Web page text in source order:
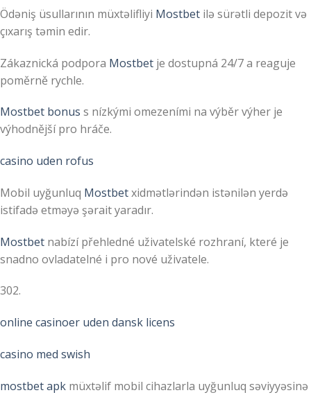
Ödəniş üsullarının müxtəlifliyi Mostbet ilə sürətli depozit və
çıxarış təmin edir.
Zákaznická podpora Mostbet je dostupná 24/7 a reaguje
poměrně rychle.
Mostbet bonus s nízkými omezeními na výběr výher je
výhodnější pro hráče.
casino uden rofus
Mobil uyğunluq Mostbetxidmətlərindən istənilən yerdə
istifadə etməyə şərait yaradır.
Mostbet nabízí přehledné uživatelské rozhraní, které je
snadno ovladatelné i pro nové uživatele.
302.
online casinoer uden dansk licens
casino med swish
mostbet apk müxtəlif mobil cihazlarla uyğunluq səviyyəsinə